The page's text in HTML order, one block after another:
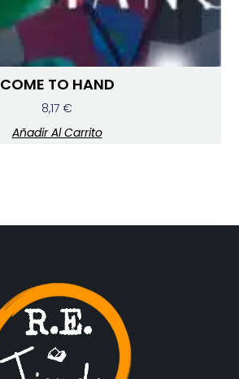
COME TO HAND
8,17 €
Añadir Al Carrito